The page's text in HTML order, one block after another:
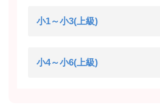
小1～小3(上級)
小4～小6(上級)